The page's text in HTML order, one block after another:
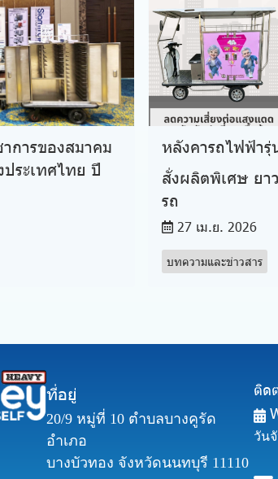
าการของสมาคม
ระเทศไทย ปี
หลังคารถไฟฟ้ารุ่
สั่งผลิตพิเศษ ยา
รถ
27 เม.ย. 2026
บทความและข่าวสาร
ที่อยู่
20/9 หมู่ที่ 10 ตำบลบางคูรัด
อำเภอ
บางบัวทอง จังหวัดนนทบุรี 11110
ติด
วันจั